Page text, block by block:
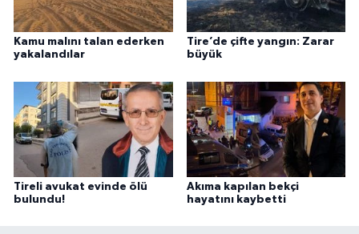
Kamu malını talan ederken
yakalandılar
Tire’de çifte yangın: Zarar
büyük
Tireli avukat evinde ölü
bulundu!
Akıma kapılan bekçi
hayatını kaybetti